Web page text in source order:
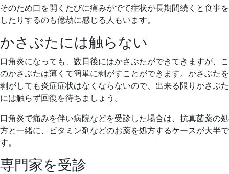
そのため口を開くたびに痛みがでて症状が長期間続くと食事を
したりするのも億劫に感じる人もいます。
かさぶたには触らない
口角炎になっても、数日後にはかさぶたができてきますが、こ
のかさぶたは薄くて簡単に剥がすことができます。かさぶたを
剥がしても炎症症状はなくならないので、出来る限りかさぶた
には触らず回復を待ちましょう。
口角炎で痛みを伴い病院などを受診した場合は、抗真菌薬の処
方と一緒に、ビタミン剤などのお薬を処方するケースが大半で
す。
専門家を受診